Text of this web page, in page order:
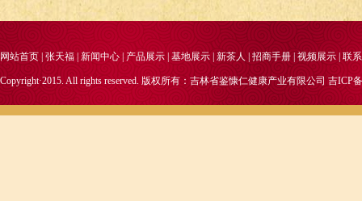
网站首页 张天福 新闻中心 产品展示 基地展示 |新茶人| 招商手册|视频展示|联
Copyright·2015. All rights reserved. 版权所有：吉林省鉴慷仁健康产业有限公司 吉ICP